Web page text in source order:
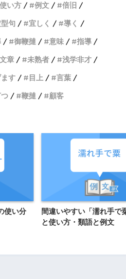
使い方 例文
倍旧
句 宜しく
導く
御鞭撻 意味
指導
文章 未熟者
浅学非才
す 目上
言葉
鞭撻 顧客
使い分
間違いやすい「濡れ手で
と使い方・類語と例文